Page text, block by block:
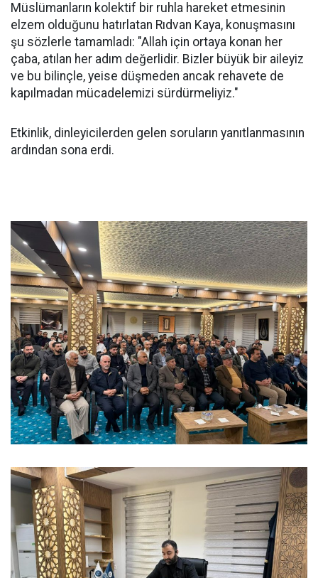
Müslümanların kolektif bir ruhla hareket etmesinin
elzem olduğunu hatırlatan Rıdvan Kaya, konuşmasını
şu sözlerle tamamladı: "Allah için ortaya konan her
çaba, atılan her adım değerlidir. Bizler büyük bir aileyiz
ve bu bilinçle, yeise düşmeden ancak rehavete de
kapılmadan mücadelemizi sürdürmeliyiz."
Etkinlik, dinleyicilerden gelen soruların yanıtlanmasının
ardından sona erdi.